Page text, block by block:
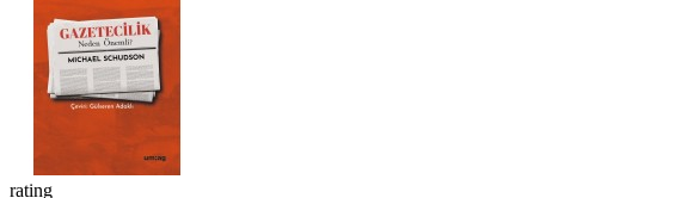
rating